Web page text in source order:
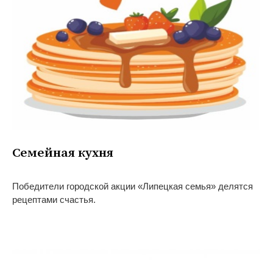
Семейная кухня
Победители городской акции «Липецкая семья» делятся
рецептами счастья.